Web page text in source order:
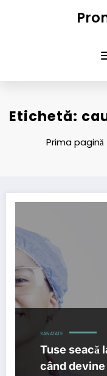
Etichetă:
Prima pagină
SANATATE
Tuse seacă
când